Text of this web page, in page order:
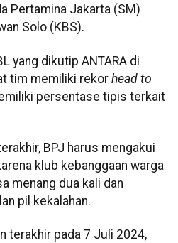
Pertamina Jakarta (SM)
Solo (KBS).
yang dikutip ANTARA di
tim memiliki rekor head to
persentase tipis terkait
BPJ harus mengakui
klub kebanggaan warga
menang dua kali dan
pil kekalahan.
terakhir pada 7 Juli 2024,